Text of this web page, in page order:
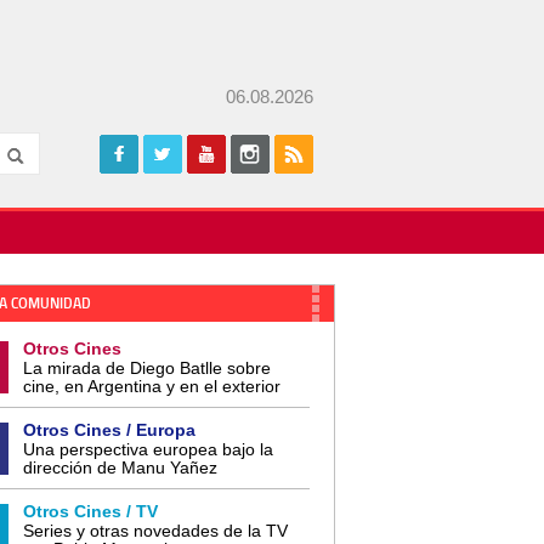
06.08.2026
COMUNIDAD
Otros Cines
La mirada de Diego Batlle sobre
cine, en Argentina y en el exterior
Otros Cines / Europa
Una perspectiva europea bajo la
dirección de Manu Yañez
Otros Cines / TV
Series y otras novedades de la TV